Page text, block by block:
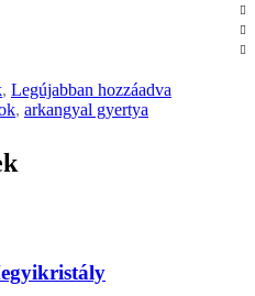
, Legújabban hozzáadva
, arkangyal gyertya